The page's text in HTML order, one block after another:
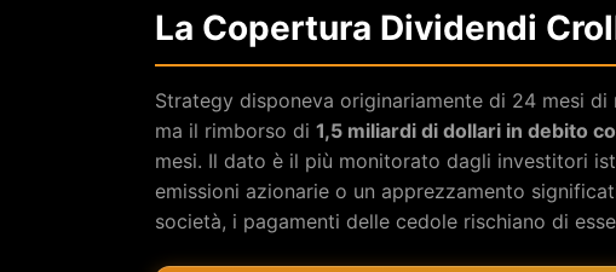
La Copertura Dividendi
Strategy disponeva originariamente di 24 mesi
ma il rimborso di 1,5 miliardi di dollari in debito
mesi. Il dato è il più monitorato dagli investitori
emissioni azionarie o un apprezzamento
società, i pagamenti delle cedole rischiano di